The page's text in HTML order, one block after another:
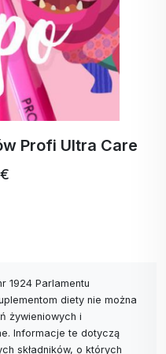
Profi Ultra Care
1924 Parlamentu
diety nie można
żywieniowych i
Informacje te dotyczą
składników, o których